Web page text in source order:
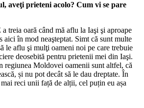
aveţi prieteni acolo? Cum vi se pare
a treia oară când mă aflu la Iaşi şi aproape
aici în mod neaşteptat. Simt că sunt multe
le aflu şi mulţi oameni noi pe care trebuie
deosebită pentru prietenii mei din Iaşi.
regiunea Moldovei oamenii sunt altfel, că
și nu pot decât să le dau dreptate. În
reci unii față de alții, cel puțin eu așa